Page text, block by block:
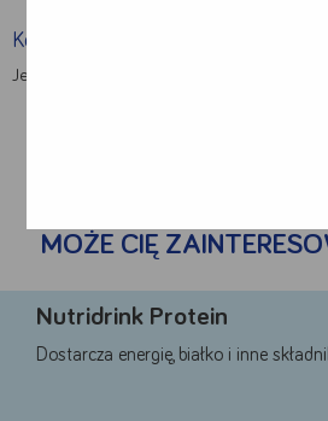
Konsekwencje złego odżywiania u …
Jedną z pośrednich konsekwencji
MOŻE CIĘ
Nutridrink Protein
Dostarcza energię, białko i inne